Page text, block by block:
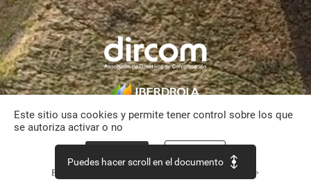
Este sitio usa cookies y permite tener control sobre los que
se autoriza activar o no
Política de confidencialidad Continuar sin aceptar >
Puedes hacer scroll en el documento